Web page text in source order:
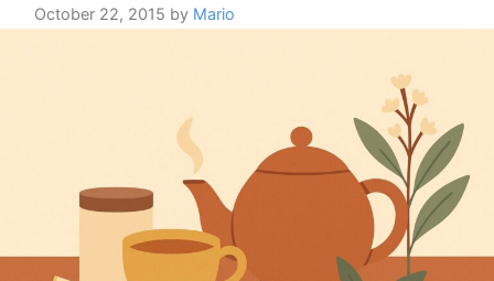
October 22, 2015 by Mario